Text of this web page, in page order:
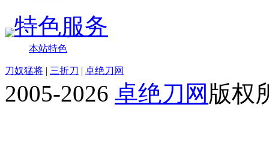
特色服务
本站特色
刀奴猛将 | 三折刀 | 卓绝刀网
2005-2026 卓绝刀网 版权